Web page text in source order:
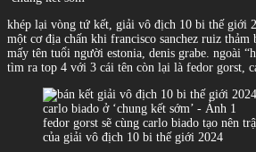
khép lại vòng tứ kết, giải vô địch 10 bi thế giới
một cơ địa chấn khi francisco sanchez ruiz
mấy tên tuổi người estonia, denis grabe. ngoài
tìm ra top 4 với 3 cái tên còn lại là fedor gorst,
fedor gorst sẽ cùng carlo biado tạo nên
của giải vô địch 10 bi thế giới 2024